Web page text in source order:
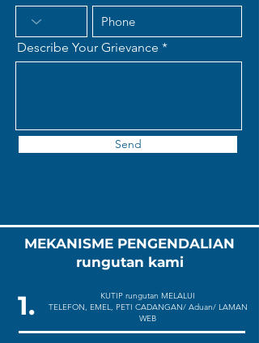
Describe Your Grievance
Send
MEKANISME PENGENDALIAN
rungutan kami
1.
KUTIP rungutan MELALUI
TELEFON, EMEL, PETI CADANGAN/ Aduan/ LAMAN
WEB